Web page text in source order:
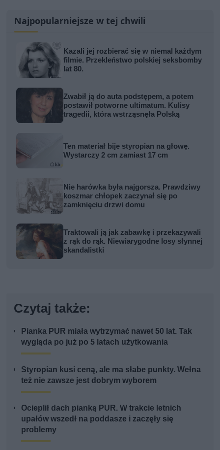
Najpopularniejsze w tej chwili
Kazali jej rozbierać się w niemal każdym
filmie. Przekleństwo polskiej seksbomby
lat 80.
Zwabił ją do auta podstępem, a potem
postawił potworne ultimatum. Kulisy
tragedii, która wstrząsnęła Polską
Ten materiał bije styropian na głowę.
Wystarczy 2 cm zamiast 17 cm
Nie harówka była najgorsza. Prawdziwy
koszmar chłopek zaczynał się po
zamknięciu drzwi domu
Traktowali ją jak zabawkę i przekazywali
z rąk do rąk. Niewiarygodne losy słynnej
skandalistki
Czytaj także:
Pianka PUR miała wytrzymać nawet 50 lat. Tak
wygląda po już po 5 latach użytkowania
Styropian kusi ceną, ale ma słabe punkty. Wełna
też nie zawsze jest dobrym wyborem
Ocieplił dach pianką PUR. W trakcie letnich
upałów wszedł na poddasze i zaczęły się
problemy